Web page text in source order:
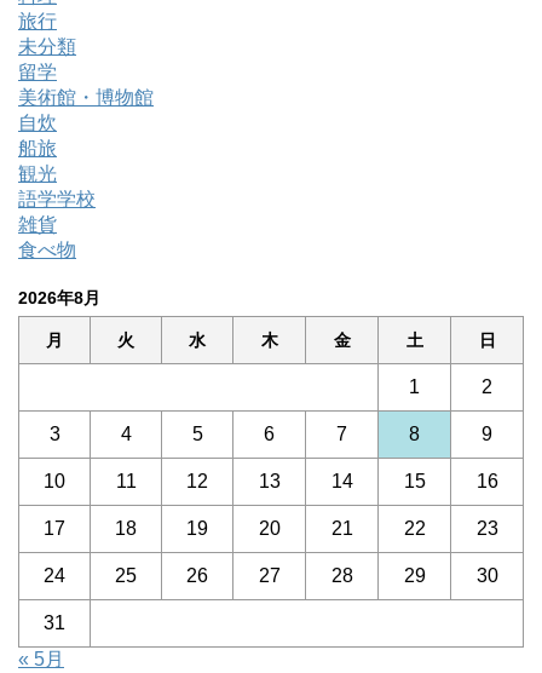
旅行
未分類
留学
美術館・博物館
自炊
船旅
観光
語学学校
雑貨
食べ物
2026年8月
月 火 水 木 金 土 日
1 2
3 4 5 6 7 8 9
10 11 12 13 14 15 16
17 18 19 20 21 22 23
24 25 26 27 28 29 30
31
« 5月